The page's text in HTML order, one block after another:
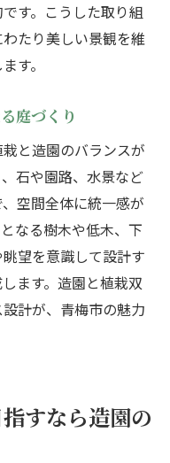
す。こうした取り組
たり美しい景観を維
す。
庭づくり
と造園のバランスが
石や園路、水景など
空間全体に統一感が
なる樹木や低木、下
望を意識して設計す
ます。造園と植栽双
計が、青梅市の魅力
すなら造園の